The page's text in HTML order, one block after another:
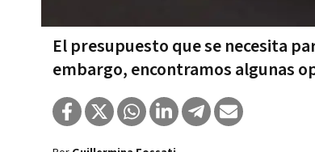
El presupuesto que se necesita
embargo, encontramos algunas